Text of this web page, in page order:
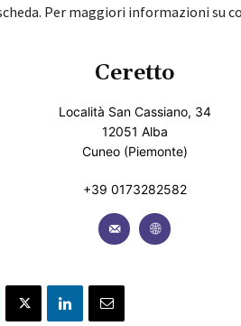
Per maggiori informazioni su
Ceretto
Località San Cassiano, 34
12051 Alba
Cuneo (Piemonte)
+39 0173282582